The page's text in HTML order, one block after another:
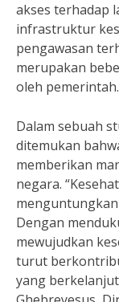
akses terhadap
infrastruktur
pengawasan
merupakan
oleh pemerintah.
Dalam sebuah
ditemukan
memberikan
negara.
Dengan
mewujudkan
turut
yang